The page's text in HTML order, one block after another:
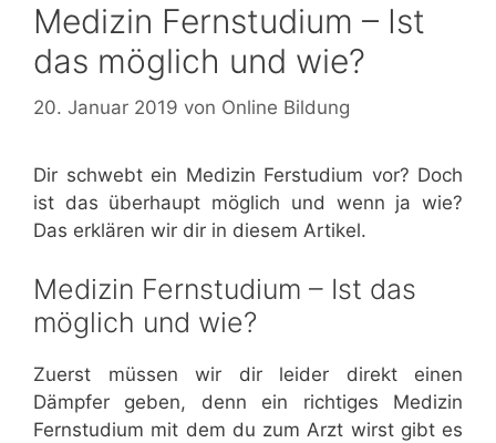
Medizin Fernstudium – Ist
das möglich und wie?
20. Januar 2019 von Online Bildung
Dir schwebt ein Medizin Ferstudium vor? Doch
ist das überhaupt möglich und wenn ja wie?
Das erklären wir dir in diesem Artikel.
Medizin Fernstudium – Ist das
möglich und wie?
Zuerst müssen wir dir leider direkt einen
Dämpfer geben, denn ein richtiges Medizin
Fernstudium mit dem du zum Arzt wirst gibt es